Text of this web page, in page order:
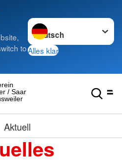
to
Sprache wechseln zu
Alles klar
/ Saar
Aktuell